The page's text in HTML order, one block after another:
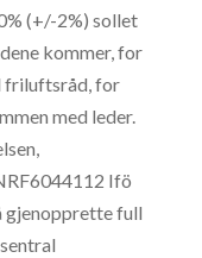
(+/-2%) sollet
kommer, for
friluftsråd, for
med leder.
Ifö
gjenopprette full